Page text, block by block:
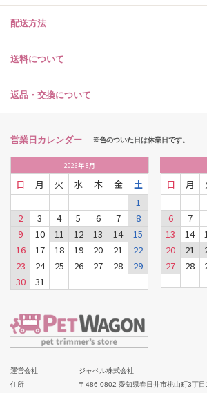
配送方法
送料について
返品・交換について
営業日カレンダー ※色のついた日は休業日です。
2026年8月
日 月 火 水 木 金
土
1
2
3 4 5 6 7
8
9
10 11 12 13 14
15
16
17 18 19 20 21
22
23
24 25 26 27 28
29
30
31
日 月
6
7
13
14
20
21
27
28
運営会社
ジャペル株式会社
住所
〒486-0802 愛知県春日井市桃山町3丁